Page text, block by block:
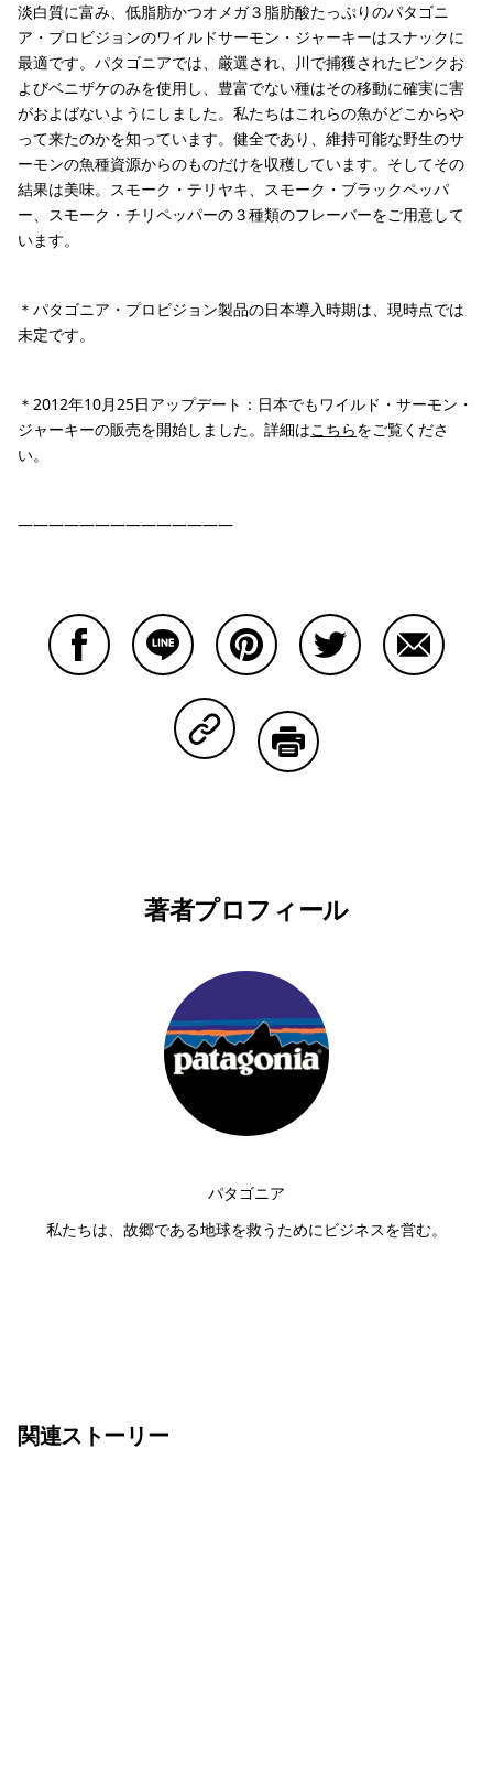
淡白質に富み、低脂肪かつオメガ３脂肪酸たっぷりのパタゴニ
ア・プロビジョンのワイルドサーモン・ジャーキーはスナックに
最適です。パタゴニアでは、厳選され、川で捕獲されたピンクお
よびベニザケのみを使用し、豊富でない種はその移動に確実に害
がおよばないようにしました。私たちはこれらの魚がどこからや
って来たのかを知っています。健全であり、維持可能な野生のサ
ーモンの魚種資源からのものだけを収穫しています。そしてその
結果は美味。スモーク・テリヤキ、スモーク・ブラックペッパ
ー、スモーク・チリペッパーの３種類のフレーバーをご用意して
います。
＊パタゴニア・プロビジョン製品の日本導入時期は、現時点では
未定です。
＊2012年10月25日アップデート：日本でもワイルド・サーモン・
ジャーキーの販売を開始しました。詳細はこちらをご覧くださ
い。
——————————————
Copy Linkで共有する
著者プロフィール
パタゴニア
私たちは、故郷である地球を救うためにビジネスを営む。
関連ストーリー